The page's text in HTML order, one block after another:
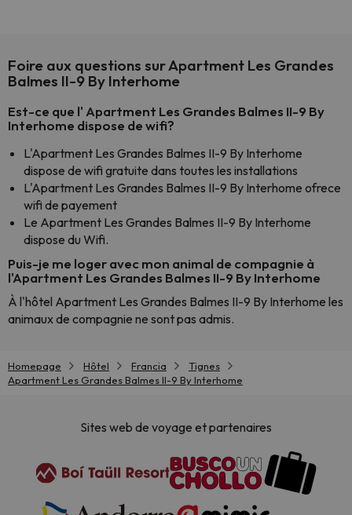
Foire aux questions sur Apartment Les Grandes
Balmes II-9 By Interhome
Est-ce que l' Apartment Les Grandes Balmes II-9 By
Interhome dispose de wifi?
L'Apartment Les Grandes Balmes II-9 By Interhome
dispose de wifi gratuite dans toutes les installations
L'Apartment Les Grandes Balmes II-9 By Interhome ofrece
wifi de payement
Le Apartment Les Grandes Balmes II-9 By Interhome
dispose du Wifi.
Puis-je me loger avec mon animal de compagnie à
l'Apartment Les Grandes Balmes II-9 By Interhome
À l'hôtel Apartment Les Grandes Balmes II-9 By Interhome les
animaux de compagnie ne sont pas admis.
Homepage Hôtel Francia
Tignes
Apartment Les Grandes Balmes II-9 By Interhome
Sites web de voyage et partenaires